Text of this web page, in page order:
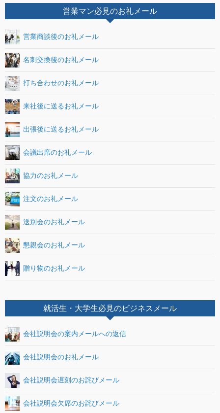
営業マン必見のお礼メール
営業商談後のお礼メール
名刺交換後のお礼メール
打ち合わせのお礼メール
来社後に送るお礼メール
出張後に送るお礼メール
会議出席のお礼メール
協力のお礼メール
注文のお礼メール
送別会のお礼メール
懇親会のお礼メール
贈り物のお礼メール
就活生・大学生必見のビジネスメール
会社説明会の案内メールへの返信
会社説明会のお礼メール
会社説明会遅刻のお詫びメール
会社説明会欠席のお詫びメール